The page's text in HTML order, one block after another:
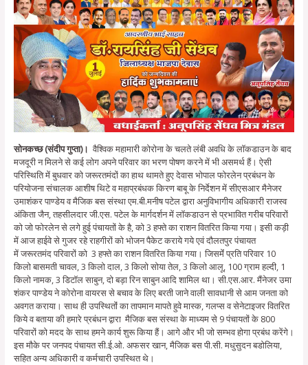
सोनकच्छ (संदीप गुप्ता)। वैश्विक महामारी कोरोना के चलते लंबी अवधि के लॉकडाउन के बाद
मजदूरी न मिलने से कई लोग अपने परिवार का भरण पोषण करने में भी असमर्थ हैं। ऐसी
परिस्थिति में बुधवार को जरूरतमंदों का हाथ थामते हुए देवास भोपाल फोरलेन प्रबंधन के
परियोजना संचालक आशीष थिटे व महाप्रबंधक किरण बाबू के निर्देशन में सीएसआर मैनेजर
उमाशंकर पाण्डेय व मैजिक बस संस्था एम.बी.मनीष पटेल द्वारा अनुविभागीय अधिकारी राजस्व
अंकिता जैन, तहसीलदार जी.एस. पटेल के मार्गदर्शन में लॉकडाउन से प्रभावित गरीब परिवारों
को जो फोरलेन से लगे हुई पंचायतों के है, को 3 हफ्ते का राशन वितरित किया गया। इसी कड़ी
में आज हाईवे से गुजर रहे राहगीरों को भोजन पैकेट कराये गये एवं दौलतपुर पंचायत
में जरूरतमंद परिवारों को 3 हफ्ते का राशन वितरित किया गया। जिसमेंं प्रति परिवार 10
किलो बासमती चावल, 3 किलो दाल, 3 किलो सोया तेल, 3 किलो आलू, 100 ग्राम हल्दी, 1
किलो नामक, 3 डिटॉल साबुन, दो बड़ा रिन साबुन आदि शामिल था। सी.एस.आर. मैंनेजर उमा
शंकर पाण्डेय ने कोरोना वायरस से बचाव के लिए बरती जाने वाली सावधानी से आम जनता को
अवगत कराया। साथ ही उपस्थितोंं का तापमान मापते हुवे मास्क, गलप्स व सेनेटाइजर वितरित
किये व बताया की हमारे प्रबंधन द्वारा मैजिक बस संस्था के माध्यम से 9 पंचायतों के 800
परिवारों को मदद के साथ हमने कार्य शुरू किया हैं। आगे और भी जो सम्भव होगा प्रबंध करेंगे।
इस मौके पर जनपद पंचायत सी.ई.ओ. अफसर खान, मैजिक बस पी.सी. मधुसुदन बडोलिया,
सहित अन्य अधिकारी व कर्मचारी उपस्थित थे।